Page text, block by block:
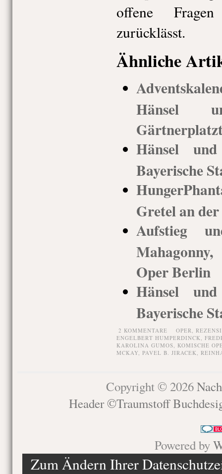
offene
zurücklässt.
Ähnliche
Hänsel
Hänsel
Bayerische
Gretel an
Aufstieg
Mahagonny,
Oper Berlin
Hänsel
Bayerische
2 KOMMENTARE OPER,
ENGELBERT HUMPERDINCK,
KAROLINA GUMOS, KOMISCHE
MCKAY, PAVEL B. JIRACEK,
Copyright © 2026
Header ©Traumstoff
Powered by
Zum Ändern Ihrer